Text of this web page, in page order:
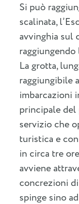
Si può
scalinata,
avvinghia sul
La grotta,
raggiungibile
imbarcazioni
principale
servizio che
turistica e
in circa tre
avviene
concrezioni
spinge sino